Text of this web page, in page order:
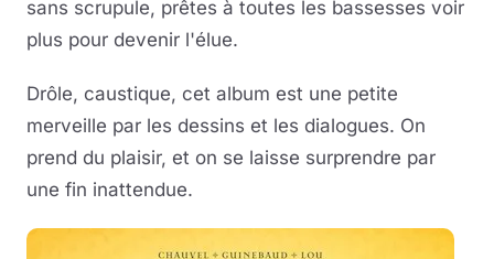
sans scrupule, prêtes à toutes les bassesses voir
plus pour devenir l'élue.
Drôle, caustique, cet album est une petite
merveille par les dessins et les dialogues. On
prend du plaisir, et on se laisse surprendre par
une fin inattendue.